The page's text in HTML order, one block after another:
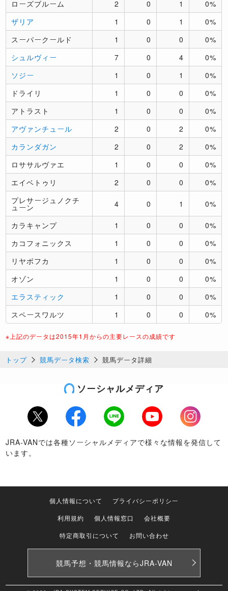
ローズブルーム
2 0 1
0%
ザリア
1 0 1
0%
スーパークールド
1 0 0
0%
シュルヴィー
7 0 4
0%
ソジー
1 0 1
0%
ドライリ
1 0 0
0%
アトラスト
1 0 0
0%
アヴァンチュール
2 0 2
0%
カランダガン
2 0 2
0%
ロササルヴァエ
1 0 0
0%
エイベトゥリ
2 0 0
0%
プレサージュノクチ
ューン 4 0 1 0%
カラキャンプ 1 0 0
0%
カコフォニックス
1 0 0
0%
リヤボフカ
1 0 0
0%
オゾン
1 0 0
0%
エラスティック
1 0 0
0%
スペースワルツ
1 0 0 0%
※上記のデータは2015年1月からの主要レースの成績です
トップ 競馬データ検索 競馬データ詳細
ソーシャルメディア
Twitter Facebook LINE Youtube
Instagram
JRA-VANでは各種ソーシャルメディアで様々な情報を発信して
います。
個人情報について
プライバシーポリシー
利用規約
個人情報窓口
会社概要
特定商取引について
お問い合わせ
競馬予想・競馬情報ならJRA-VAN